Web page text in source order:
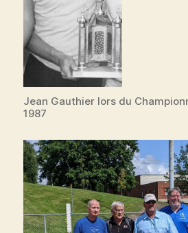
Jean Gauthier lors du
1987